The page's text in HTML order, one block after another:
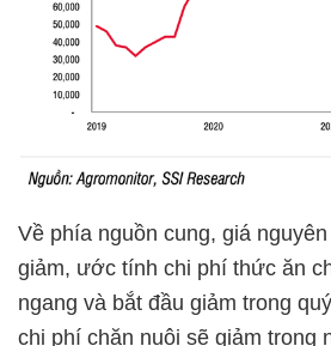
Về phía nguồn cung, giá
giảm, ước tính chi phí thức ăn
ngang và bắt đầu giảm trong
chi phí chăn nuôi sẽ giảm trong